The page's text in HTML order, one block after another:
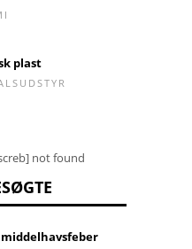
plast
not found